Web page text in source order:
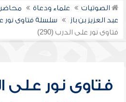
الصوتيات علماء ودعاة
عبد العزيز بن باز
سلسلة فتاوى نور
فتاوى نور على الدرب (290)
فتاوى نور على